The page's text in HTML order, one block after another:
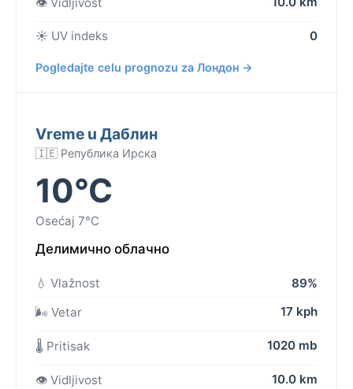
☀️ UV indeks 0
Pogledajte celu prognozu za Лондон →
Vreme u Даблин
🇮🇪 Република Ирска
10°C
Osećaj 7°C
Делимично облачно
💧 Vlažnost
89%
🌬️ Vetar
17 kph
🌡️ Pritisak 1020 mb
👁️ Vidljivost 10.0 km